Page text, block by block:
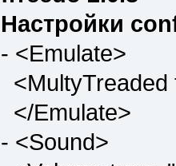
Настройки
- <Emulate>
</Emulate>
- <Sound>